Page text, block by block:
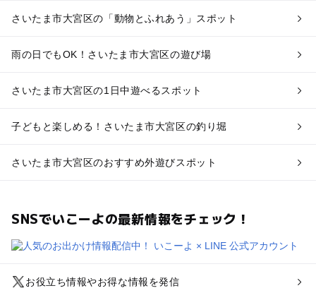
さいたま市大宮区の「動物とふれあう」スポット
雨の日でもOK！さいたま市大宮区の遊び場
さいたま市大宮区の1日中遊べるスポット
子どもと楽しめる！さいたま市大宮区の釣り堀
さいたま市大宮区のおすすめ外遊びスポット
SNSでいこーよの最新情報をチェック！
お役立ち情報やお得な情報を発信